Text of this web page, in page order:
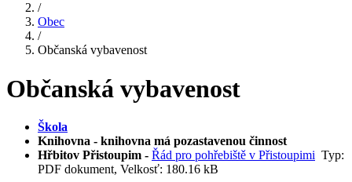
/
Obec
/
Občanská vybavenost
Občanská vybavenost
Škola
Knihovna - knihovna má pozastavenou činnost
Hřbitov Přistoupim - Řád pro pohřebiště v Přistoupimi Typ:
PDF dokument, Velkosť: 180.16 kB